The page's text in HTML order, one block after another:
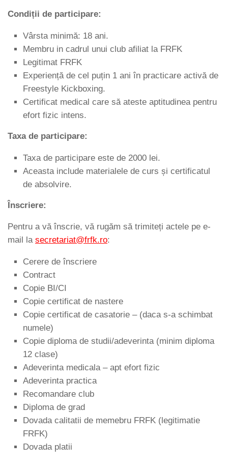
Condiții de participare:
Vârsta minimă: 18 ani.
Membru in cadrul unui club afiliat la FRFK
Legitimat FRFK
Experiență de cel puțin 1 ani în practicare activă de
Freestyle Kickboxing.
Certificat medical care să ateste aptitudinea pentru
efort fizic intens.
Taxa de participare:
Taxa de participare este de 2000 lei.
Aceasta include materialele de curs și certificatul
de absolvire.
Înscriere:
Pentru a vă înscrie, vă rugăm să trimiteți actele pe e-
mail la secretariat@frfk.ro:
Cerere de înscriere
Contract
Copie BI/CI
Copie certificat de nastere
Copie certificat de casatorie – (daca s-a schimbat
numele)
Copie diploma de studii/adeverinta (minim diploma
12 clase)
Adeverinta medicala – apt efort fizic
Adeverinta practica
Recomandare club
Diploma de grad
Dovada calitatii de memebru FRFK (legitimatie
FRFK)
Dovada platii